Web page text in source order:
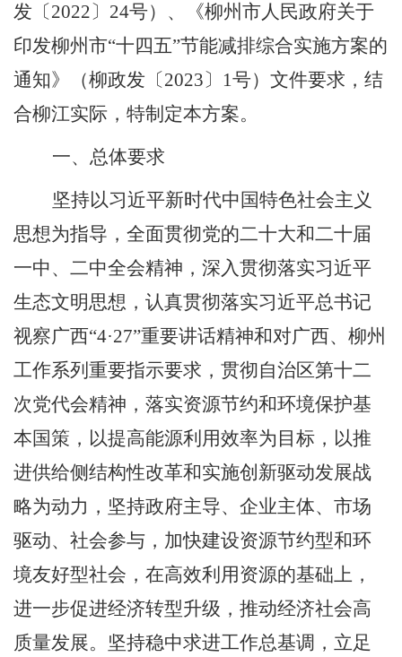
发〔2022〕 24号）、《柳州市人民政府关于
印发柳州市“十四五”节能减排综合实施方案的
通知》（柳政发〔2023〕 1号）文件要求，结
合柳江实际，特制 定本方案。
一、总体要求
坚持以习近平新时代中国特色社会主义
思想为指导，全面贯彻党的二十大和二十届
一中、二中全会精神，深入贯彻落实习近平
生态文明思想，认真贯彻落实习近平总书记
视察广西“4·27”重要讲话精神和对广西、柳州
工作系列重要指示要求，贯彻自治区第十二
次党代会精神，落实资源节约和环境保护基
本国策，以提高能源利用效率为目标，以推
进供给侧结构性改革和实施创新驱动发展战
略为动力，坚持政府主导、企业主体、市场
驱动、社会参与，加快建设资源节约型和环
境友好型社会，在高效利用资源的基础上，
进一步促进经济转型升级，推动经济社会高
质量发展。坚持稳中求进工作总基调，立足